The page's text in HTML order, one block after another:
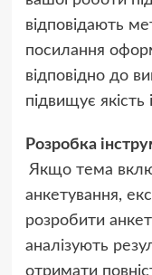
відповідають
посилання
відповідно до
підвищує якість
Розробка
Якщо тема
анкетування,
розробити
аналізують
отримати